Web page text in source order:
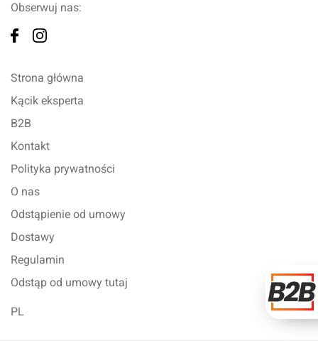
Obserwuj nas:
Strona główna
Kącik eksperta
B2B
Kontakt
Polityka prywatności
O nas
Odstąpienie od umowy
Dostawy
Regulamin
Odstąp od umowy tutaj
PL